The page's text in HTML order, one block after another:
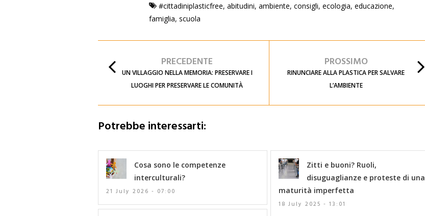
#cittadiniplasticfree, abitudini, ambiente, consigli, ecologia, educazione,
famiglia, scuola
PRECEDENTE
UN VILLAGGIO NELLA MEMORIA: PRESERVARE I
LUOGHI PER PRESERVARE LE COMUNITÀ
PROSSIMO
RINUNCIARE ALLA PLASTICA PER SALVARE
L’AMBIENTE
Potrebbe interessarti:
Cosa sono le competenze
interculturali?
21 July 2026 - 07:00
Zitti e buoni? Ruoli,
disuguaglianze e proteste di una
maturità imperfetta
18 July 2025 - 13:01